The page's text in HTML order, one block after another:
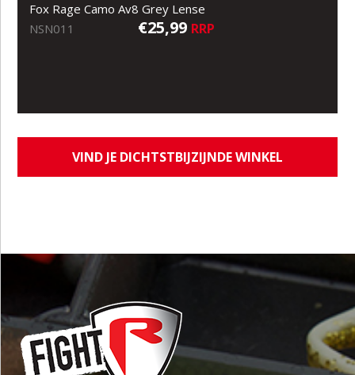
Fox Rage Camo Av8 Grey Lense
NSN011
€25,99 RRP
VIND JE DICHTSTBIJZIJNDE WINKEL